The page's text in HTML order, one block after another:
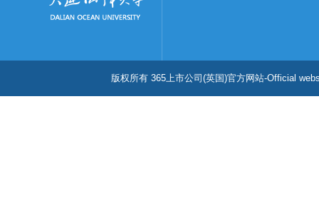
版权所有 365上市公司(英国)官方网站-Official